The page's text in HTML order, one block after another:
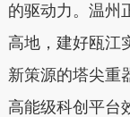
的驱动力。温州
高地，建好瓯江
新策源的塔尖重
高能级科创平台